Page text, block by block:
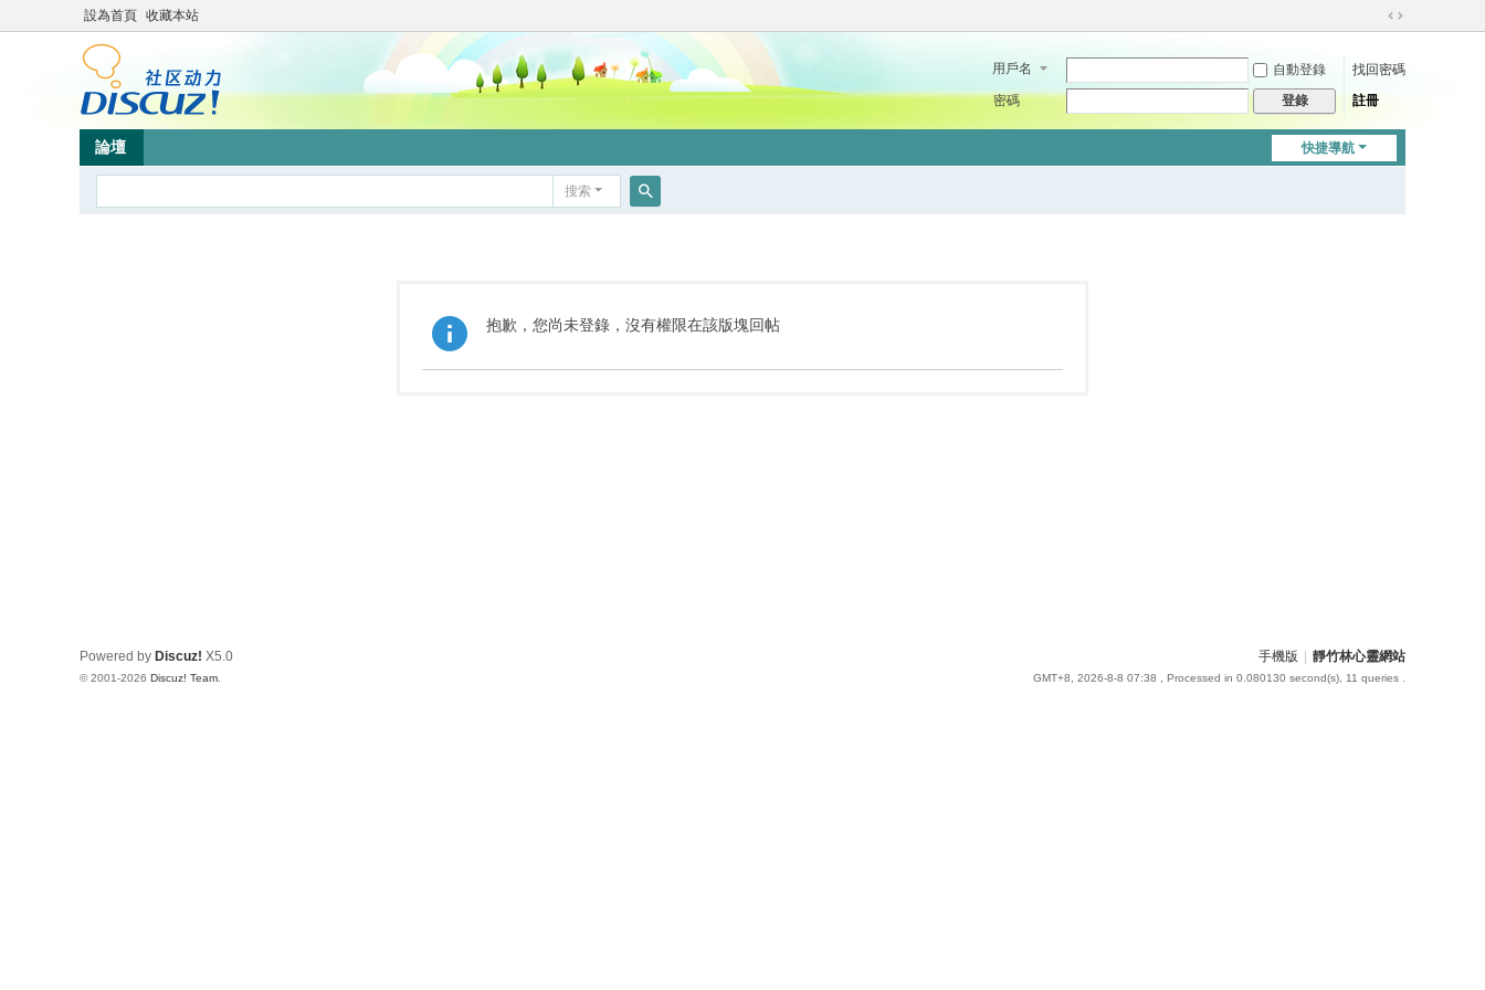
設為首頁 收藏本站
切
到
用戶名 自動登錄
找回密碼
密碼
登錄 註冊
快捷導航
論壇
搜索
抱歉，您尚未登錄，沒有權限在該版塊回帖
手機版 靜竹林心靈網站
GMT+8, 2026-8-8 07:38 , Processed in 0.080130 second(s), 11 queries .
Powered by Discuz! X5.0
© 2001-2026 Discuz! Team